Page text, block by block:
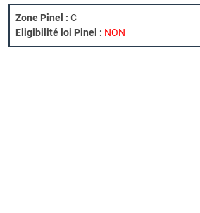
Zone Pinel : C
Eligibilité loi Pinel : NON